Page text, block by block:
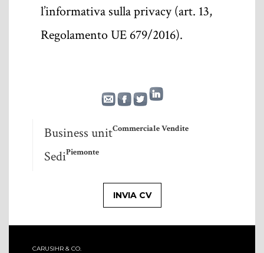
l’informativa sulla privacy (art. 13,
Regolamento UE 679/2016).
Business unitCommerciale Vendite
SediPiemonte
CARUSIHR & CO.